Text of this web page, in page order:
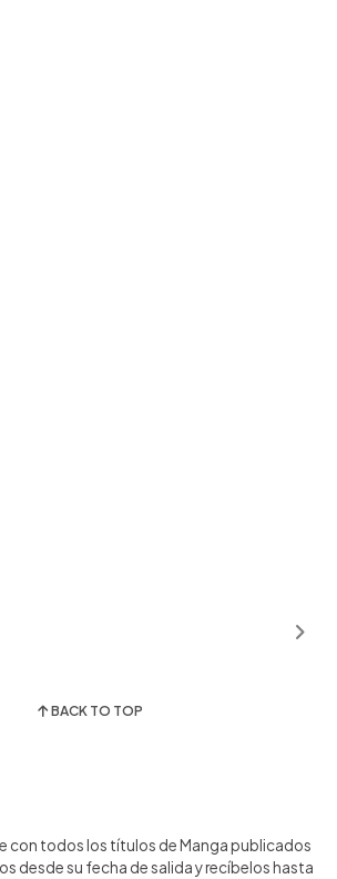
BACK TO TOP
con todos los títulos de Manga publicados
desde su fecha de salida y recíbelos hasta